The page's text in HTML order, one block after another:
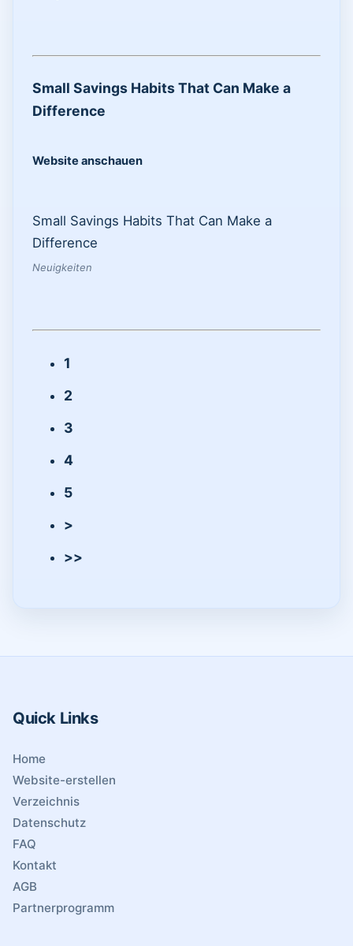
Small Savings Habits That Can Make a
Difference
Website anschauen
Small Savings Habits That Can Make a
Difference
Neuigkeiten
1
2
3
4
5
>
>>
Quick Links
Home
Website-erstellen
Verzeichnis
Datenschutz
FAQ
Kontakt
AGB
Partnerprogramm